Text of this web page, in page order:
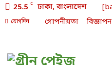
25.5 C ঢাকা, বাংলাদেশ
যোগদিন গোপনীয়তা